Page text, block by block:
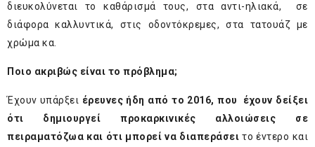
διευκολύνεται το καθάρισμά τους, στα αντι-ηλιακά, σε
διάφορα καλλυντικά, στις οδοντόκρεμες, στα τατουάζ με
χρώμα κα.
Ποιο ακριβώς είναι το πρόβλημα;
Έχουν υπάρξει έρευνες ήδη από το 2016, που έχουν δείξει
ότι δημιουργεί προκαρκινικές αλλοιώσεις σε
πειραματόζωα και ότι μπορεί να διαπεράσει το έντερο και